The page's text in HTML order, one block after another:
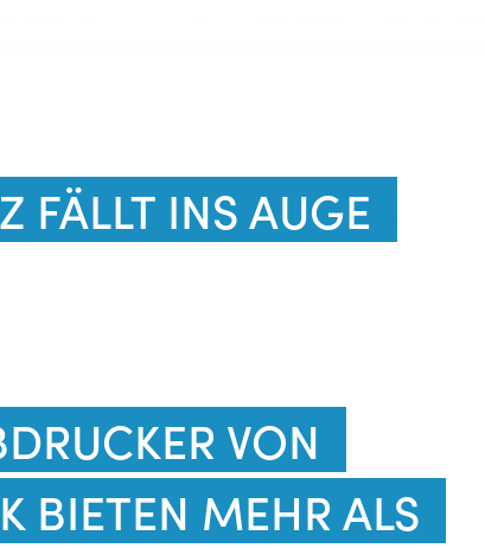
FÄLLT INS AUGE
VON
BIETEN MEHR ALS